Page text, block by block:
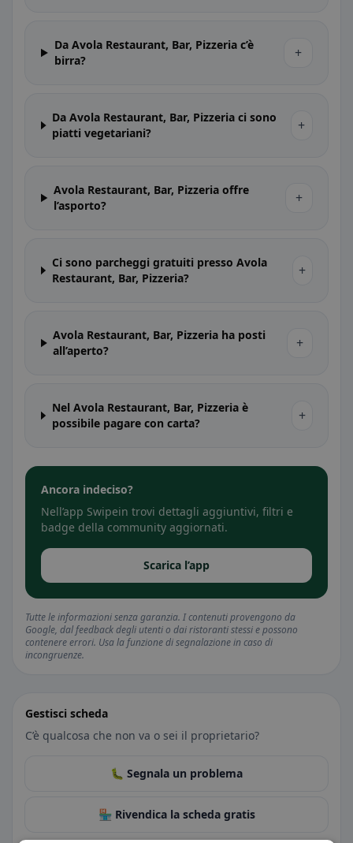
Da Avola Restaurant, Bar, Pizzeria c’è
birra?
+
Da Avola Restaurant, Bar, Pizzeria ci sono
piatti vegetariani?
+
Avola Restaurant, Bar, Pizzeria offre
l’asporto?
+
Ci sono parcheggi gratuiti presso Avola
Restaurant, Bar, Pizzeria?
+
Avola Restaurant, Bar, Pizzeria ha posti
all’aperto?
+
Nel Avola Restaurant, Bar, Pizzeria è
possibile pagare con carta?
+
Ancora indeciso?
Nell’app Swipein trovi dettagli aggiuntivi, filtri e
badge della community aggiornati.
Scarica l’app
Tutte le informazioni senza garanzia. I contenuti provengono da
Google, dal feedback degli utenti o dai ristoranti stessi e possono
contenere errori. Usa la funzione di segnalazione in caso di
incongruenze.
Gestisci scheda
C’è qualcosa che non va o sei il proprietario?
🐛 Segnala un problema
🏪 Rivendica la scheda gratis